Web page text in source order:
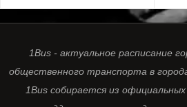
1Bus - актуальное расписание
общественного транспорта в
1Bus собирается из